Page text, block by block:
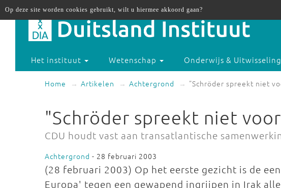
Het instituut Wetenschap Onderwijs & Uitwisseling
Home Artikelen Achtergrond "Schröder spreekt niet
"Schröder spreekt niet
CDU houdt vast aan transatlantische
Achtergrond - 28 februari 2003
(28 februari 2003) Op het eerste gezicht is de
Europa' tegen een gewapend ingrijpen in Irak
Op deze site worden cookies gebruikt, wilt u hiermee akkoord gaan?